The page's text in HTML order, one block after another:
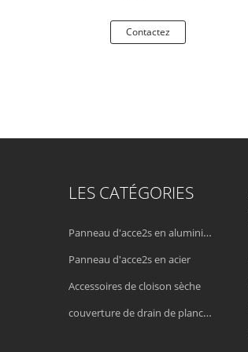
profil
Contactez
LES CATÉGORIES
Panneau d'acce2s en aluminium
Panneau d'acce2s en acier
Accessoires de cloison sèche
couverture de drain de plancher